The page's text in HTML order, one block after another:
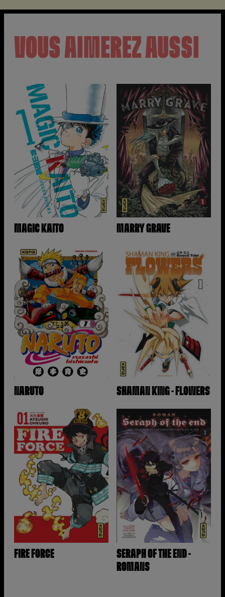
VOUS AIMEREZ AUSSI
MAGIC KAITO MARRY GRAVE
NARUTO SHAMAN KING - FLOWERS
FIRE FORCE
SERAPH OF THE END -
ROMANS